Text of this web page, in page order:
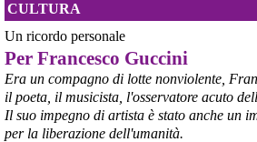
@peacelink - 6/8/2026 21:53
askanews.it/2026/08/05/ex-ilva
“Dal confronto con tutti gli attori e dai
elaborerà, come concordato a Palazzo
per Taranto”, avrebbe detto il ministro
# Taranto #ILVA
CULTURA
Un ricordo personale
Per Francesco Guccini
Era un compagno di lotte nonviolente,
il poeta, il musicista, l'osservatore acuto
Il suo impegno di artista è stato anche un
per la liberazione dell'umanità.